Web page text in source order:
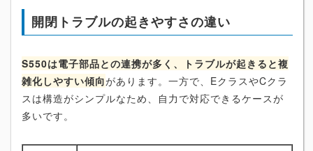
開閉トラブルの起きやすさの違い
S550は電子部品との連携が多く、トラブルが起きると複
雑化しやすい傾向があります。一方で、EクラスやCクラ
スは構造がシンプルなため、自力で対応できるケースが
多いです。